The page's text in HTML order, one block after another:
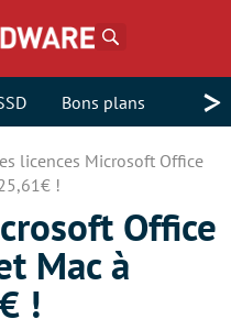
Bons plans >
licences Microsoft Office
!
Office
Mac à
!